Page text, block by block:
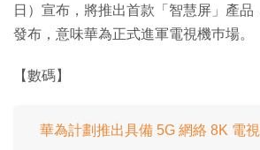
日）宣布，將推出首款「智慧屏」產品
發布，意味華為正式進軍電視機巿場。
【數碼】
華為計劃推出具備 5G 網絡 8K 電視